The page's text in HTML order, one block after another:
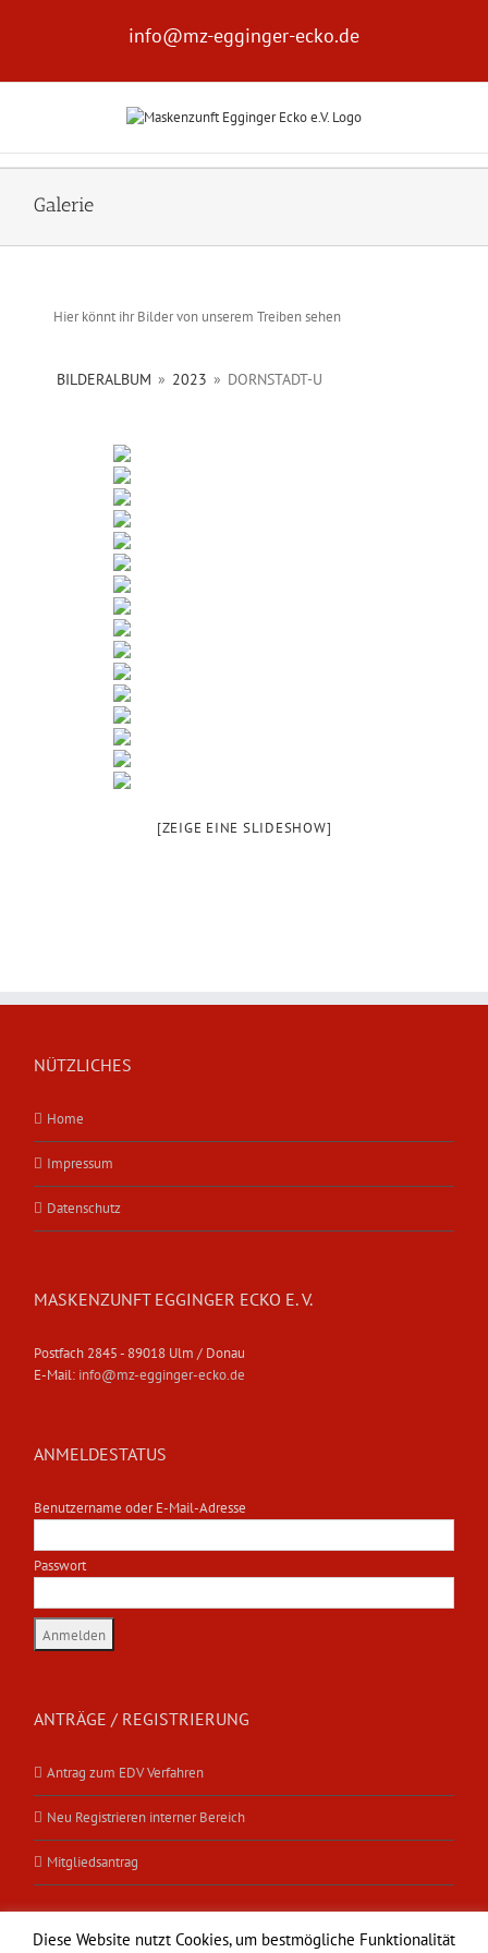
info@mz-egginger-ecko.de
Galerie
Hier könnt ihr Bilder von unserem Treiben sehen
BILDERALBUM » 2023 » DORNSTADT-U
[ZEIGE EINE SLIDESHOW]
NÜTZLICHES
Home
Impressum
Datenschutz
MASKENZUNFT EGGINGER ECKO E. V.
Postfach 2845 - 89018 Ulm / Donau
E-Mail: info@mz-egginger-ecko.de
ANMELDESTATUS
Benutzername oder E-Mail-Adresse
Passwort
ANTRÄGE / REGISTRIERUNG
Antrag zum EDV Verfahren
Neu Registrieren interner Bereich
Mitgliedsantrag
Diese Website nutzt Cookies, um bestmögliche Funktionalität